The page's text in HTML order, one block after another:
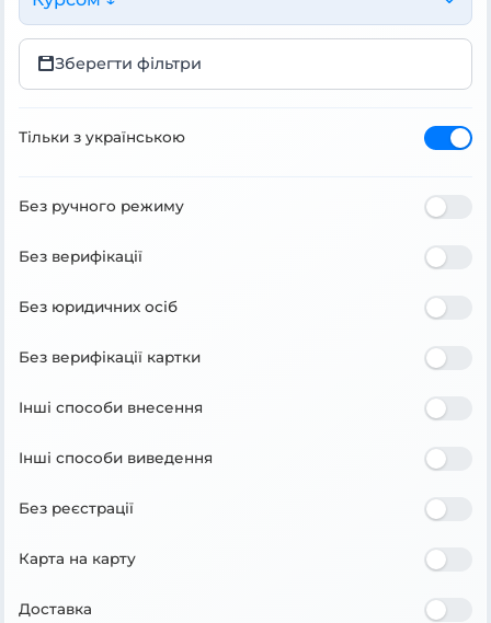
Зберегти фільтри
Тільки з українською
Без ручного режиму
Без верифікації
Без юридичних осіб
Без верифікації картки
Інші способи внесення
Інші способи виведення
Без реєстрації
Карта на карту
Доставка